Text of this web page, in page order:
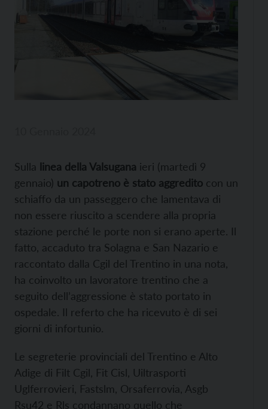
Sulla linea della Valsugana ieri (martedì 9
gennaio) un capotreno è stato aggredito con un
schiaffo da un passeggero che lamentava di
non essere riuscito a scendere alla propria
stazione perché le porte non si erano aperte. Il
fatto, accaduto tra Solagna e San Nazario e
raccontato dalla Cgil del Trentino in una nota,
ha coinvolto un lavoratore trentino che a
seguito dell’aggressione è stato portato in
ospedale. Il referto che ha ricevuto è di sei
giorni di infortunio.
Le segreterie provinciali del Trentino e Alto
Adige di Filt Cgil, Fit Cisl, Uiltrasporti
Uglferrovieri, Fastslm, Orsaferrovia, Asgb
Rsu42 e Rls condannano quello che